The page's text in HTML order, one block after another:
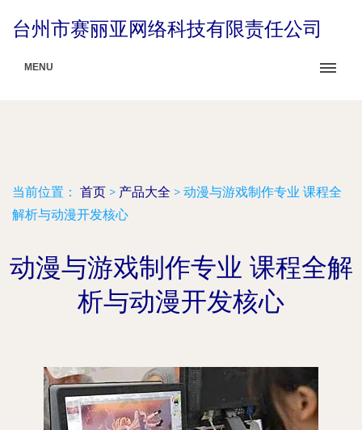
台州市赛丽亚网络科技有限责任公司
MENU
当前位置： 首页 > 产品大全 > 动漫与游戏制作专业 课程全
解析与动漫开发核心
动漫与游戏制作专业 课程全解
析与动漫开发核心